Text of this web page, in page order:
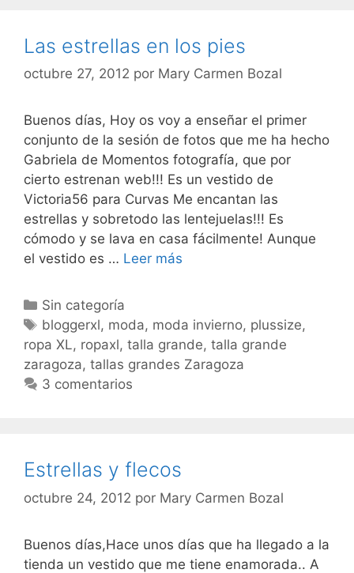
Las estrellas en los pies
octubre 27, 2012 por Mary Carmen Bozal
Buenos días, Hoy os voy a enseñar el primer
conjunto de la sesión de fotos que me ha hecho
Gabriela de Momentos fotografía, que por
cierto estrenan web!!! Es un vestido de
Victoria56 para Curvas Me encantan las
estrellas y sobretodo las lentejuelas!!! Es
cómodo y se lava en casa fácilmente! Aunque
el vestido es … Leer más
los
pies
Categorías
Sin categoría
Etiquetas
bloggerxl, moda, moda invierno, plussize,
ropa XL, ropaxl, talla grande, talla grande
zaragoza, tallas grandes Zaragoza
3 comentarios
Estrellas y flecos
octubre 24, 2012 por Mary Carmen Bozal
Buenos días,Hace unos días que ha llegado a la
tienda un vestido que me tiene enamorada.. A